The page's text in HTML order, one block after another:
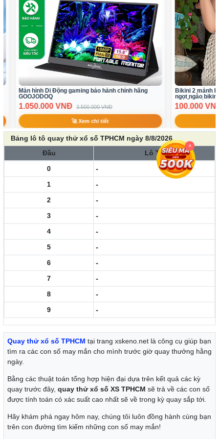
Màn hình Di Động gaming bảo hành chính hãng
GOOJODOQ
1.050.000 VNĐ 3.500.000 VNĐ
🚀 Xem chi tiết
Bikini 2 mảnh
ngọt ngào
có sẵn sl ít)
100.000
Bảng lô tô quay thử xổ số TPHCM ngày 8/8/2026
Đầu
Lô Tô
0
-
1 -
2 -
3 -
4 -
5 -
6 -
7 -
8 -
9 -
Quay thử xổ số TPHCM tại trang xskeno.net là công cụ giúp bạn
tìm ra các con số may mắn cho mình trước giờ quay thưởng hằng
ngày.
Bằng các thuật toán tổng hợp hiện đại dựa trên kết quả các kỳ
quay trước đây, quay thử xổ số XS TPHCM sẽ trả về các con số
được tính toán có xác suất cao nhất sẽ về trong kỳ quay sắp tới.
Hãy khám phá ngay hôm nay, chúng tôi luôn đồng hành cùng bạn
trên con đường tìm kiếm những con số may mắn!
×